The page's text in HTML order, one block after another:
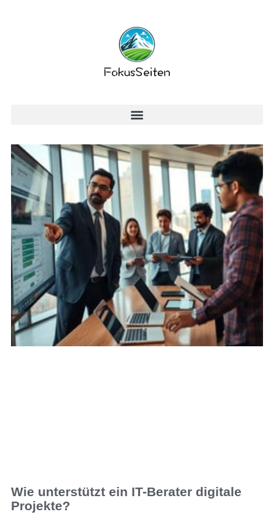
Wie unterstützt ein IT-Berater digitale
Projekte?